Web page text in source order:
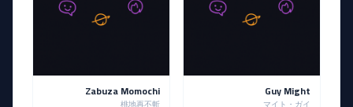
Guy Might
Zabuza Momochi